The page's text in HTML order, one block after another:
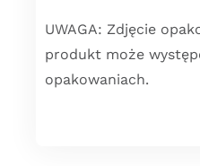
UWAGA: Zdjęcie
produkt może
opakowaniach.